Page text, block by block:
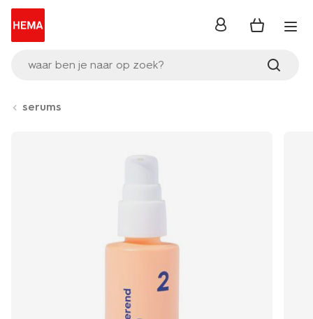
waar ben je naar op zoek?
inloggen
serums